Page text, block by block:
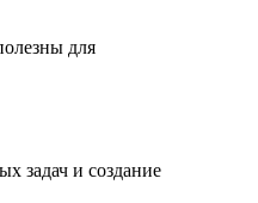
для
задач и создание